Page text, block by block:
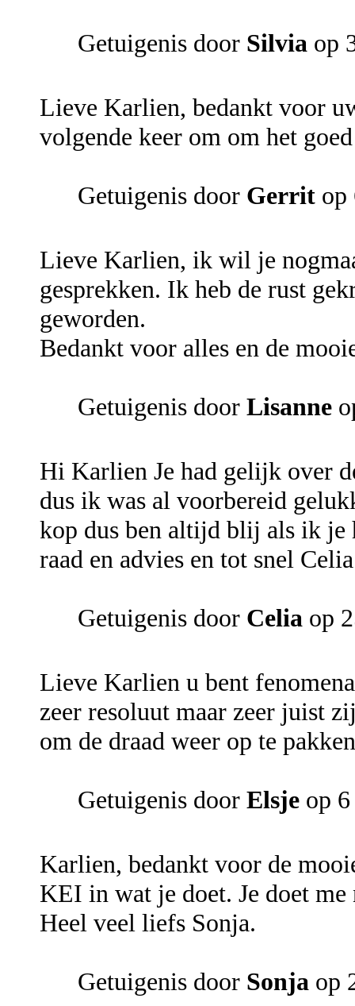
Getuigenis door Silvia op
Lieve Karlien, bedankt voor
volgende keer om om het
Getuigenis door Gerrit op
Lieve Karlien, ik wil je
gesprekken. Ik heb de rust
geworden.
Bedankt voor alles en de
Getuigenis door Lisanne
Hi Karlien Je had gelijk over
dus ik was al voorbereid
kop dus ben altijd blij als ik je
raad en advies en tot snel
Getuigenis door Celia op
Lieve Karlien u bent
zeer resoluut maar zeer juist
om de draad weer op te
Getuigenis door Elsje op
Karlien, bedankt voor de
KEI in wat je doet. Je doet
Heel veel liefs Sonja.
Getuigenis door Sonja op